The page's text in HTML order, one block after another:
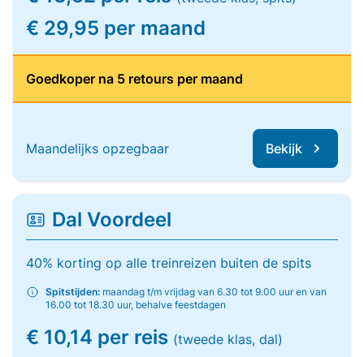
€ 29,95 per maand
Goedkoper na 5 retours per maand
Maandelijks opzegbaar Bekijk
Dal Voordeel
40% korting op alle treinreizen buiten de spits
Spitstijden: maandag t/m vrijdag van 6.30 tot 9.00 uur en van
16.00 tot 18.30 uur, behalve feestdagen
€ 10,14 per reis (tweede klas, dal)